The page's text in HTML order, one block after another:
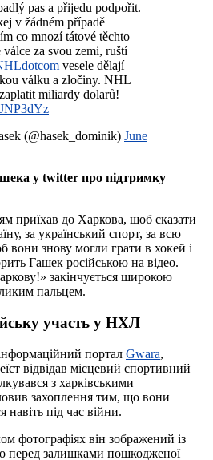
pas a přijedu podpořit.
v žádném případě
co mnozí tátové těchto
za svou zemi, ruští
vesele dělají
válku a zločiny. NHL
miliardy dolarů!
(@hasek_dominik) June
у twitter про підтримку
приїхав до Харкова, щоб сказати
за український спорт, за всю
вони знову могли грати в хокей і
Гашек російською на відео.
закінчується широкою
пальцем.
участь у НХЛ
портал Gwara,
відвідав місцевий спортивний
з харківськими
захоплення тим, що вони
під час війни.
фотографіях він зображений із
перед залишками пошкодженої